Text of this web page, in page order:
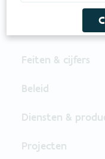
Feiten & cijfers
Beleid
Diensten &
Projecten